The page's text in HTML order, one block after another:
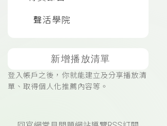
聲活學院
新增播放清單
登入帳戶之後，你就能建立及分享播放清
單、取得個人化推薦內容等。